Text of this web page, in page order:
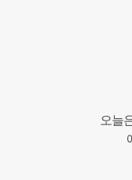
오늘